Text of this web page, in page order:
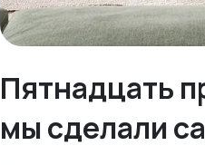
Пятнадцать
мы сделали